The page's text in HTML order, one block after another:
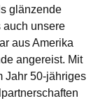
glänzende
auch unsere
aus Amerika
angereist. Mit
Jahr 50-jähriges